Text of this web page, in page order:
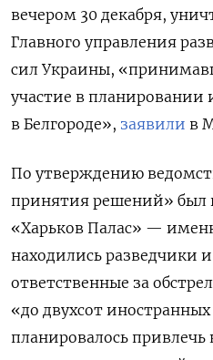
вечером 30 декабря,
Главного управления
сил Украины,
участие в планировании
в Белгороде», заявили в
По утверждению
принятия решений» был
«Харьков Палас» —
находились разведчики
ответственные за
«до двухсот
планировалось